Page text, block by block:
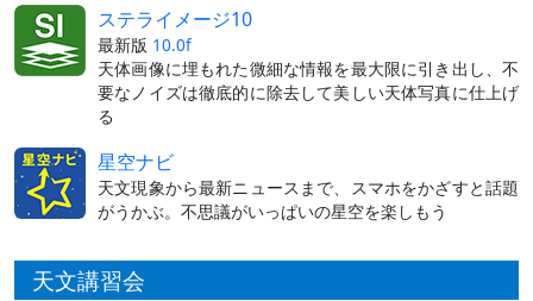
ステライメージ10
最新版 10.0f
天体画像に埋もれた微細な情報を最大限に引き出し、不
要なノイズは徹底的に除去して美しい天体写真に仕上げ
る
星空ナビ
天文現象から最新ニュースまで、スマホをかざすと話題
がうかぶ。不思議がいっぱいの星空を楽しもう
天文講習会